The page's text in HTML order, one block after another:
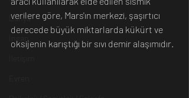
Dünya
verilere göre, Mars'ın merkezi, şaşırtıcı
derecede büyük miktarlarda kükürt ve
oksijenin karıştığı bir sıvı demir alaşımıdır.